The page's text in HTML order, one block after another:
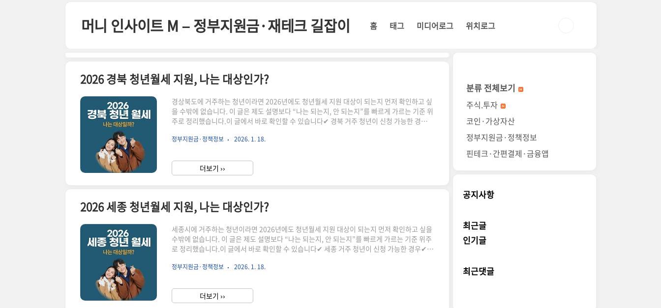
머니 인사이트 M – 정부지원금·재테크 길잡이 홈 태그 미디어로그 위치로그
2026 경북 청년월세 지원, 나는 대상인가?
경상북도에 거주하는 청년이라면 2026년에도 청년월세 지원 대상이 되는지 먼저 확인하고 싶
을 수밖에 없습니다. 이 글은 제도 설명보다 “나는 되는지, 안 되는지”를 빠르게 가르는 기준 위
주로 정리했습니다.이 글에서 바로 확인할 수 있습니다✔ 경북 거주 청년이 신청 가능한 경우✔
원, 기본 구조경북 청년월세 지원은 월 최대 20만 원을 현금으로 지원하는 제도입니다. 지원 기
특성상 시·군별 세부 기준 차이가 있어 단순 거주만으로 판단하면 탈락하는 경우도 적지 않습
니다.2. 이런 경우 신청 가능성을 기대할 수 있습니다아래 ..
정부지원금·정책정보 2026. 1. 18.
더보기 ››
2026 세종 청년월세 지원, 나는 대상인가?
세종시에 거주하는 청년이라면 2026년에도 청년월세 지원 대상이 되는지 먼저 확인하고 싶을
수밖에 없습니다. 이 글은 제도 설명보다 “나는 되는지, 안 되는지”를 빠르게 가르는 기준 위주
로 정리했습니다.이 글에서 바로 확인할 수 있습니다✔ 세종 거주 청년이 신청 가능한 경우✔
월세 지원, 기본 구조세종 청년월세 지원은 월 최대 20만 원을 현금으로 지원하는 제도입니다.
기관·공무원 근무 청년 비중이 높아 소득 기준에서 탈락하는 사례가 다른 지역보다 많은 편입
니다.2. 이런 경우 신청 가능성을 기대할 수 있습니다아래 조건에..
정부지원금·정책정보 2026. 1. 18.
더보기 ››
분류 전체보기
주식.투자
코인·가상자산
정부지원금·정책정보
핀테크·간편결제·금융앱
공지사항
최근글
인기글
최근댓글